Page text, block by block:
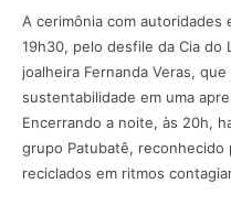
A cerimônia com autoridades
19h30, pelo desfile da Cia do
joalheira Fernanda Veras,
sustentabilidade em uma
Encerrando a noite, às 20h,
grupo Patubatê,
reciclados em ritmos